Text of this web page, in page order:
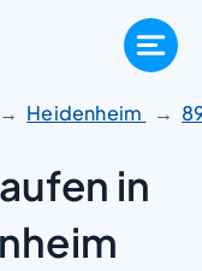
Heidenheim
in